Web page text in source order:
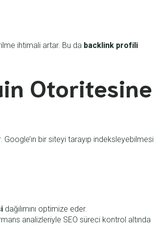
ihtimali artar. Bu da backlink profili
Otoritesine
bir siteyi tarayıp indeksleyebilmesi
dağılımını optimize eder.
analizleriyle SEO süreci kontrol altında